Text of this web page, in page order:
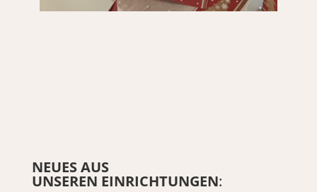
NEUES AUS
UNSEREN EINRICHTUNGEN: